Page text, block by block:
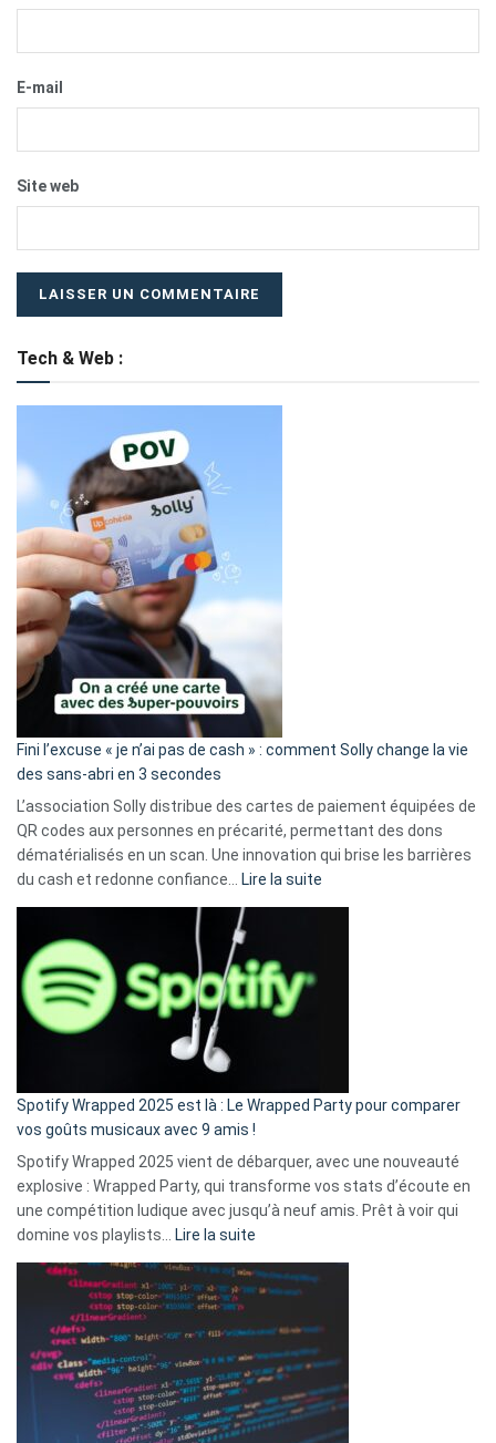
E-mail
Site web
Tech & Web :
Fini l’excuse « je n’ai pas de cash » : comment Solly change la vie
des sans-abri en 3 secondes
L’association Solly distribue des cartes de paiement équipées de
QR codes aux personnes en précarité, permettant des dons
dématérialisés en un scan. Une innovation qui brise les barrières
du cash et redonne confiance… Lire la suite
Fini
»
Solly
change
la
des
3
secondes
Spotify Wrapped 2025 est là : Le Wrapped Party pour comparer
vos goûts musicaux avec 9 amis !
Spotify Wrapped 2025 vient de débarquer, avec une nouveauté
explosive : Wrapped Party, qui transforme vos stats d’écoute en
une compétition ludique avec jusqu’à neuf amis. Prêt à voir qui
domine vos playlists… Lire la suite
Spotify
Wrapped
est
là
:
Le
Wrapped